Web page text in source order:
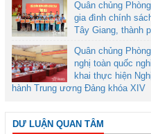
Quân chủng
gia đình chính
Tây Giang, thành
Quân chủng
nghị toàn quốc
khai thực hiện
hành Trung ương Đảng khóa XIV
DƯ LUẬN QUAN TÂM